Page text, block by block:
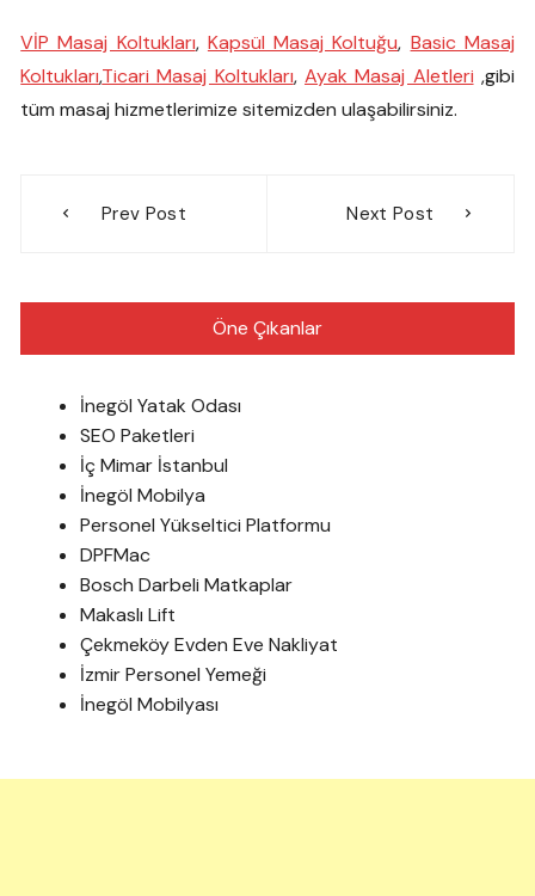
VİP Masaj Koltukları, Kapsül Masaj Koltuğu, Basic Masaj
Koltukları,Ticari Masaj Koltukları,Ayak Masaj Aletleri ,gibi
tüm masaj hizmetlerimize sitemizden ulaşabilirsiniz.
gezinmesi
Prev Post Next Post
Öne Çıkanlar
İnegöl Yatak Odası
SEO Paketleri
İç Mimar İstanbul
İnegöl Mobilya
Personel Yükseltici Platformu
DPFMac
Bosch Darbeli Matkaplar
Makaslı Lift
Çekmeköy Evden Eve Nakliyat
İzmir Personel Yemeği
İnegöl Mobilyası